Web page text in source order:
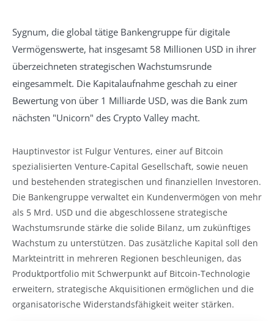
Sygnum, die global tätige Bankengruppe für digitale
Vermögenswerte, hat insgesamt 58 Millionen USD in ihrer
überzeichneten strategischen Wachstumsrunde
eingesammelt. Die Kapitalaufnahme geschah zu einer
Bewertung von über 1 Milliarde USD, was die Bank zum
nächsten "Unicorn" des Crypto Valley macht.
Hauptinvestor ist Fulgur Ventures, einer auf Bitcoin
spezialisierten Venture-Capital Gesellschaft, sowie neuen
und bestehenden strategischen und finanziellen Investoren.
Die Bankengruppe verwaltet ein Kundenvermögen von mehr
als 5 Mrd. USD und die abgeschlossene strategische
Wachstumsrunde stärke die solide Bilanz, um zukünftiges
Wachstum zu unterstützen. Das zusätzliche Kapital soll den
Markteintritt in mehreren Regionen beschleunigen, das
Produktportfolio mit Schwerpunkt auf Bitcoin-Technologie
erweitern, strategische Akquisitionen ermöglichen und die
organisatorische Widerstandsfähigkeit weiter stärken.